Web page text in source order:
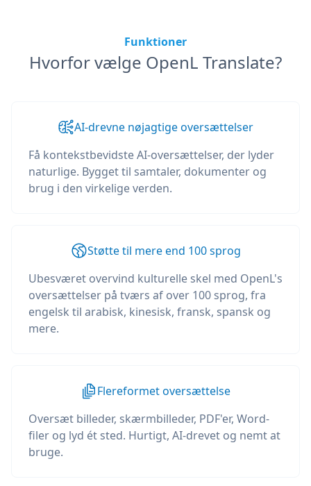
Funktioner
Hvorfor vælge OpenL Translate?
AI-drevne nøjagtige oversættelser
Få kontekstbevidste AI-oversættelser, der lyder
naturlige. Bygget til samtaler, dokumenter og
brug i den virkelige verden.
Støtte til mere end 100 sprog
Ubesværet overvind kulturelle skel med OpenL's
oversættelser på tværs af over 100 sprog, fra
engelsk til arabisk, kinesisk, fransk, spansk og
mere.
Flereformet oversættelse
Oversæt billeder, skærmbilleder, PDF'er, Word-
filer og lyd ét sted. Hurtigt, AI-drevet og nemt at
bruge.